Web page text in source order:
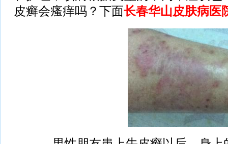
皮癣会瘙痒吗？下面长春华山皮肤病医
中国医学会
协会会员
科首席专家
师 中华医
病专...
[详情]